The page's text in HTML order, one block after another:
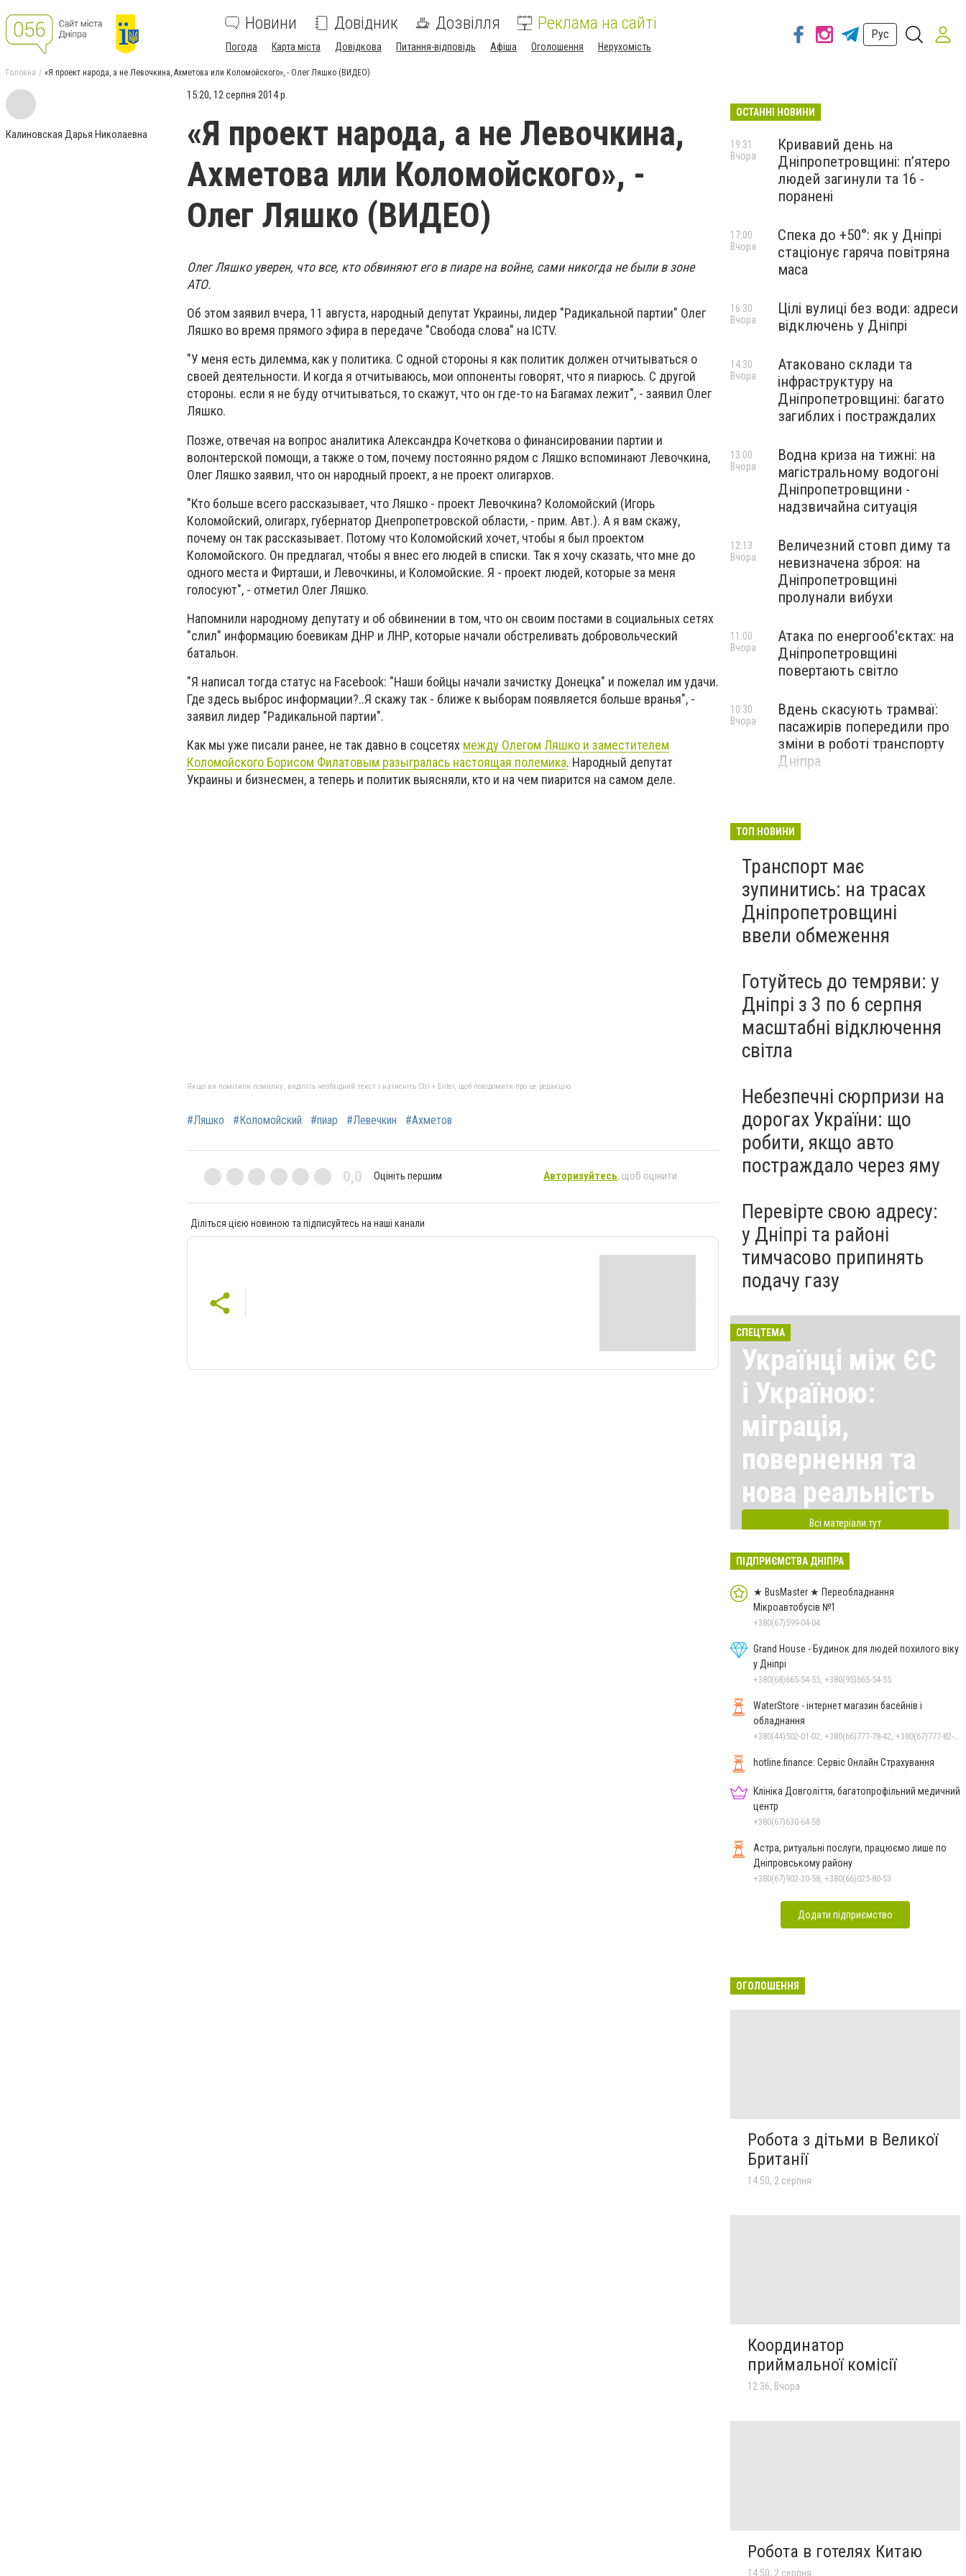
Новини Довідник Дозвілля Реклама на сайті
Погода Карта міста Довідкова Питання-відповідь Афіша Оголошення Нерухомість
Рус
Головна «Я проект народа, а не Левочкина, Ахметова или Коломойского», - Олег Ляшко (ВИДЕО)
Калиновская Дарья Николаевна
15:20, 12 серпня 2014 р.
«Я проект народа, а не Левочкина,
Ахметова или Коломойского», -
Олег Ляшко (ВИДЕО)
Олег Ляшко уверен, что все, кто обвиняют его в пиаре на войне, сами никогда не были в зоне
АТО.
Об этом заявил вчера, 11 августа, народный депутат Украины, лидер "Радикальной партии" Олег
Ляшко во время прямого эфира в передаче "Свобода слова" на ICTV.
"У меня есть дилемма, как у политика. С одной стороны я как политик должен отчитываться о
своей деятельности. И когда я отчитываюсь, мои оппоненты говорят, что я пиарюсь. С другой
стороны. если я не буду отчитываться, то скажут, что он где-то на Багамах лежит", - заявил Олег
Ляшко.
Позже, отвечая на вопрос аналитика Александра Кочеткова о финансировании партии и
волонтерской помощи, а также о том, почему постоянно рядом с Ляшко вспоминают Левочкина,
Олег Ляшко заявил, что он народный проект, а не проект олигархов.
"Кто больше всего рассказывает, что Ляшко - проект Левочкина? Коломойский (Игорь
Коломойский, олигарх, губернатор Днепропетровской области, - прим. Авт.). А я вам скажу,
почему он так рассказывает. Потому что Коломойский хочет, чтобы я был проектом
Коломойского. Он предлагал, чтобы я внес его людей в списки. Так я хочу сказать, что мне до
одного места и Фирташи, и Левочкины, и Коломойские. Я - проект людей, которые за меня
голосуют", - отметил Олег Ляшко.
Напомнили народному депутату и об обвинении в том, что он своим постами в социальных сетях
"слил" информацию боевикам ДНР и ЛНР, которые начали обстреливать добровольческий
батальон.
"Я написал тогда статус на Facebook: "Наши бойцы начали зачистку Донецка" и пожелал им удачи.
Где здесь выброс информации?..Я скажу так - ближе к выборам появляется больше вранья", -
заявил лидер "Радикальной партии".
Как мы уже писали ранее, не так давно в соцсетях между Олегом Ляшко и заместителем
Коломойского Борисом Филатовым разыгралась настоящая полемика. Народный депутат
Украины и бизнесмен, а теперь и политик выясняли, кто и на чем пиарится на самом деле.
Якщо ви помітили помилку, виділіть необхідний текст і натисніть Ctrl + Enter, щоб повідомити про це редакцію
#Ляшко #Коломойский #пиар #Левечкин #Ахметов
0,0 Оцініть першим Авторизуйтесь, щоб оцінити
Діліться цією новиною та підписуйтесь на наші канали
ОСТАННІ НОВИНИ
Кривавий день на
Дніпропетровщині: п’ятеро
людей загинули та 16 -
поранені
19:31
Вчора
Спека до +50°: як у Дніпрі
стаціонує гаряча повітряна
маса
17:00
Вчора
Цілі вулиці без води: адреси
відключень у Дніпрі
16:30
Вчора
Атаковано склади та
інфраструктуру на
Дніпропетровщині: багато
загиблих і постраждалих
14:30
Вчора
Водна криза на тижні: на
магістральному водогоні
Дніпропетровщини -
надзвичайна ситуація
13:00
Вчора
Величезний стовп диму та
невизначена зброя: на
Дніпропетровщині
пролунали вибухи
12:13
Вчора
Атака по енергооб'єктах: на
Дніпропетровщині
повертають світло
11:00
Вчора
Вдень скасують трамваї:
пасажирів попередили про
зміни в роботі транспорту
Дніпра
10:30
Вчора
ТОП НОВИНИ
Транспорт має
зупинитись: на трасах
Дніпропетровщині
ввели обмеження
Готуйтесь до темряви: у
Дніпрі з 3 по 6 серпня
масштабні відключення
світла
Небезпечні сюрпризи на
дорогах України: що
робити, якщо авто
постраждало через яму
Перевірте свою адресу:
у Дніпрі та районі
тимчасово припинять
подачу газу
СПЕЦТЕМА
Українці між ЄС
і Україною:
міграція,
повернення та
нова реальність
Всі матеріали тут
ПІДПРИЄМСТВА ДНІПРА
★ BusMaster ★ Переобладнання
Мікроавтобусів №1
+380(67)599-04-04
Grand House - Будинок для людей похилого віку
у Дніпрі
+380(68)665-54-55, +380(95)665-54-55
WaterStore - інтернет магазин басейнів і
обладнання
hotline.finance: Сервіс Онлайн Страхування
Клініка Довголіття, багатопрофільний медичний
центр
+380(67)630-64-58
Астра, ритуальні послуги, працюємо лише по
Дніпровському району
+380(67)902-30-58, +380(66)025-80-53
Додати підприємство
ОГОЛОШЕННЯ
Робота з дітьми в Великої
Британії
14:50, 2 серпня
Координатор
приймальної комісії
12:36, Вчора
Робота в готелях Китаю
14:50, 2 серпня